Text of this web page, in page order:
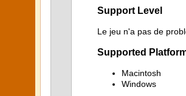
Support Level
Le jeu n'a pas de
Supported
Macintosh
Windows